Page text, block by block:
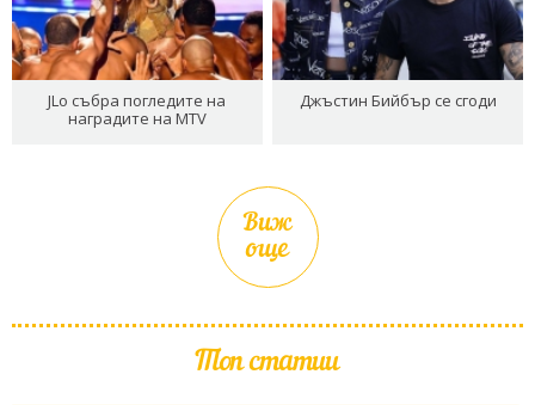
JLo събра погледите на
наградите на MTV
Джъстин Бийбър се сгоди
Виж
още
Топ статии